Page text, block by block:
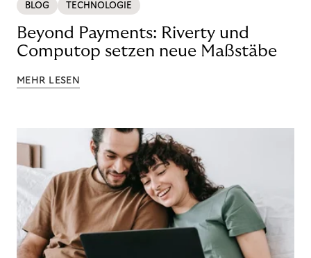
BLOG TECHNOLOGIE
Beyond Payments: Riverty und
Computop setzen neue Maßstäbe
MEHR LESEN